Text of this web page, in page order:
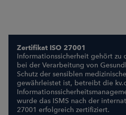
Zertifikat ISO 27001
Informationssicherheit gehört zu
bei der Verarbeitung von
Schutz der sensiblen
gewährleistet ist, betreibt die
wurde das ISMS nach der
27001 erfolgreich zertifiziert.